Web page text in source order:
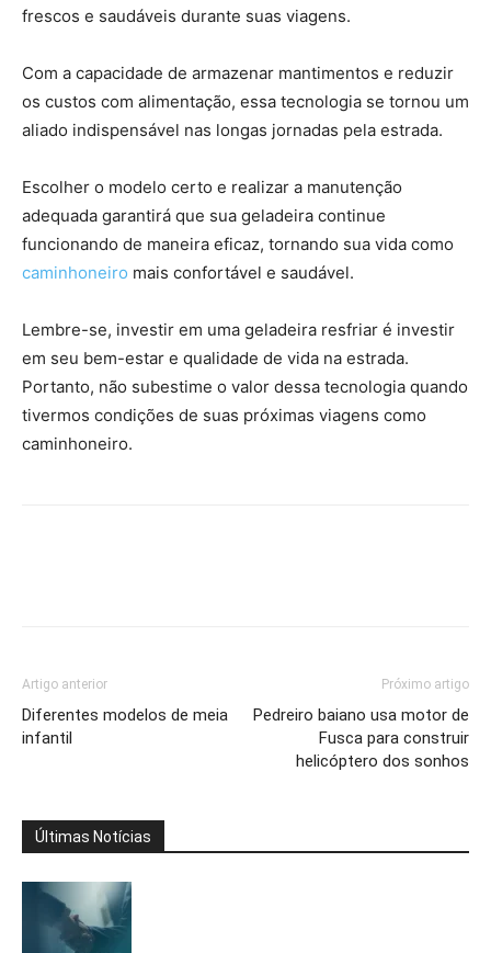
frescos e saudáveis ​​durante suas viagens.
Com a capacidade de armazenar mantimentos e reduzir
os custos com alimentação, essa tecnologia se tornou um
aliado indispensável nas longas jornadas pela estrada.
Escolher o modelo certo e realizar a manutenção
adequada garantirá que sua geladeira continue
funcionando de maneira eficaz, tornando sua vida como
caminhoneiro mais confortável e saudável.
Lembre-se, investir em uma geladeira resfriar é investir
em seu bem-estar e qualidade de vida na estrada.
Portanto, não subestime o valor dessa tecnologia quando
tivermos condições de suas próximas viagens como
caminhoneiro.
Artigo anterior
Diferentes modelos de meia
infantil
Próximo artigo
Pedreiro baiano usa motor de
Fusca para construir
helicóptero dos sonhos
Últimas Notícias